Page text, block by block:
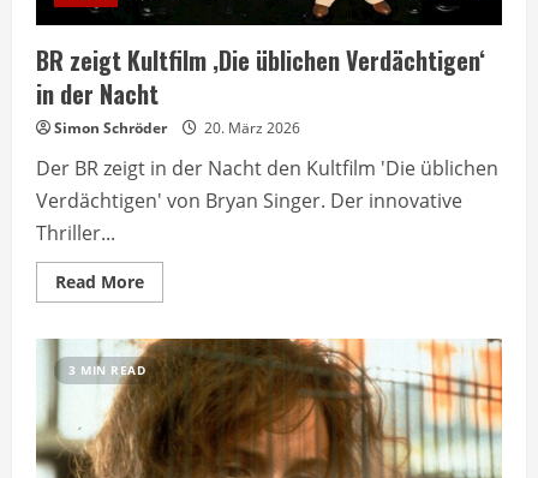
BR zeigt Kultfilm ‚Die üblichen Verdächtigen‘
in der Nacht
Simon Schröder 20. März 2026
Der BR zeigt in der Nacht den Kultfilm 'Die üblichen
Verdächtigen' von Bryan Singer. Der innovative
Thriller...
Read MoreRead
more
zeigt
Kultfilm
‚Die
üblichen
Verdächtigen‘
in
der
Nacht
3 MIN READ